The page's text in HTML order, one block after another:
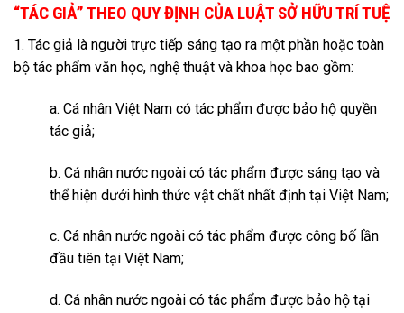
“TÁC GIẢ” THEO QUY ĐỊNH CỦA LUẬT SỞ HỮU TRÍ TUỆ
1. Tác giả là người trực tiếp sáng tạo ra một phần hoặc toàn
bộ tác phẩm văn học, nghệ thuật và khoa học bao gồm:
a. Cá nhân Việt Nam có tác phẩm được bảo hộ quyền
tác giả;
b. Cá nhân nước ngoài có tác phẩm được sáng tạo và
thể hiện dưới hình thức vật chất nhất định tại Việt Nam;
c. Cá nhân nước ngoài có tác phẩm được công bố lần
đầu tiên tại Việt Nam;
d. Cá nhân nước ngoài có tác phẩm được bảo hộ tại